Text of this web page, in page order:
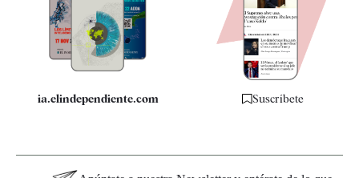
Quiénes somos
Especificaciones
ia.elindependiente.com Suscríbete